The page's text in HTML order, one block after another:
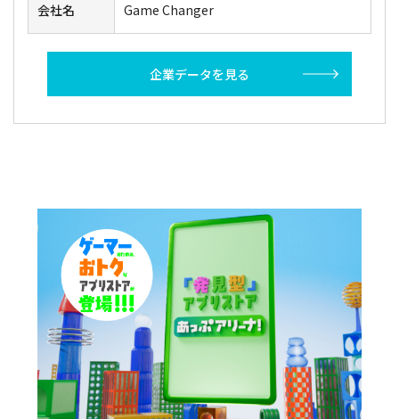
会社名 Game Changer
企業データを見る